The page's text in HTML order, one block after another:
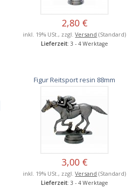
2,80 €
inkl. 19% USt., zzgl.Versand (Standard)
Lieferzeit: 3 - 4 Werktage
Figur Reitsport resin 88mm
3,00 €
inkl. 19% USt., zzgl.Versand (Standard)
Lieferzeit: 3 - 4 Werktage